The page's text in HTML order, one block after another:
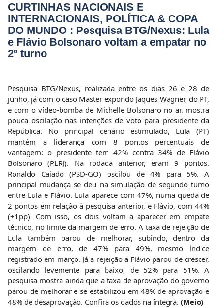
CURTINHAS NACIONAIS E
INTERNACIONAIS, POLÍTICA & COPA
DO MUNDO : Pesquisa BTG/Nexus: Lula
e Flávio Bolsonaro voltam a empatar no
2º turno
Pesquisa BTG/Nexus, realizada entre os dias 26 e 28 de
junho, já com o caso Master expondo Jaques Wagner, do PT,
e com o vídeo-bomba de Michelle Bolsonaro no ar, mostra
pouca oscilação nas intenções de voto para presidente da
República. No principal cenário estimulado, Lula (PT)
mantém a liderança com 8 pontos percentuais de
vantagem: o presidente tem 42% contra 34% de Flávio
Bolsonaro (PLRJ). Na rodada anterior, eram 9 pontos.
Ronaldo Caiado (PSD-GO) oscilou de 4% para 5%. A
principal mudança se deu na simulação de segundo turno
entre Lula e Flávio. Lula aparece com 47%, numa queda de
2 pontos em relação à pesquisa anterior, e Flávio, com 44%
(+1pp). Com isso, os dois voltam a aparecer em empate
técnico, no limite da margem de erro. A taxa de rejeição de
Lula também parou de melhorar, subindo, dentro da
margem de erro, de 47% para 49%, mesmo índice
registrado em março. Já a rejeição a Flávio parou de crescer,
oscilando levemente para baixo, de 52% para 51%. A
pesquisa mostra ainda que a taxa de aprovação do governo
parou de melhorar e se estabilizou em 48% de aprovação e
48% de desaprovação. Confira os dados na íntegra. (Meio)